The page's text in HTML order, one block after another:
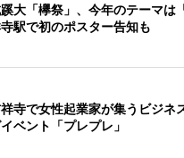
大「欅祭」、今年のテーマ
駅で初のポスター告知も
寺で女性起業家が集うビジネ
ベント「プレプレ」